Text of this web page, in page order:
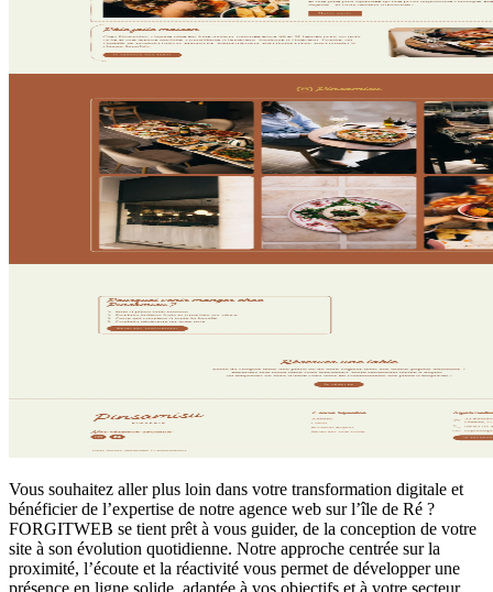
Vous souhaitez aller plus loin dans votre transformation digitale et
bénéficier de l’expertise de notre agence web sur l’île de Ré ?
FORGITWEB se tient prêt à vous guider, de la conception de votre
site à son évolution quotidienne. Notre approche centrée sur la
proximité, l’écoute et la réactivité vous permet de développer une